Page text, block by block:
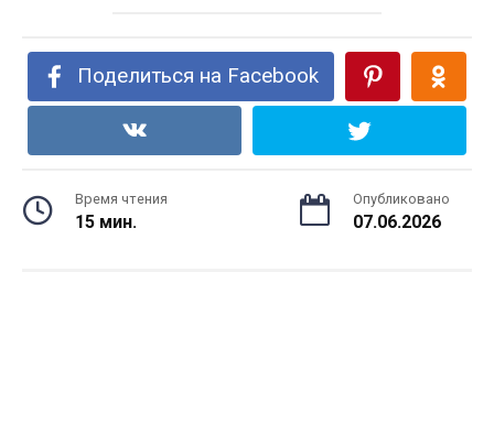
Поделиться на Facebook
Время чтения
15 мин.
Опубликовано
07.06.2026